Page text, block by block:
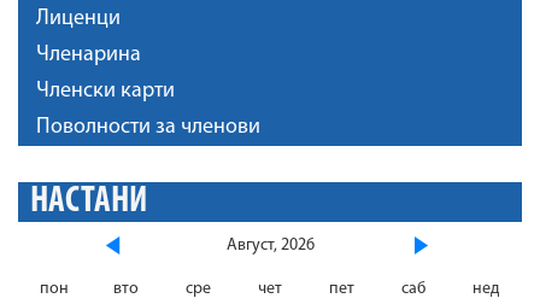
Лиценци
Членарина
Членски карти
Поволности за членови
НАСТАНИ
Август, 2026
пон вто сре чет пет саб нед